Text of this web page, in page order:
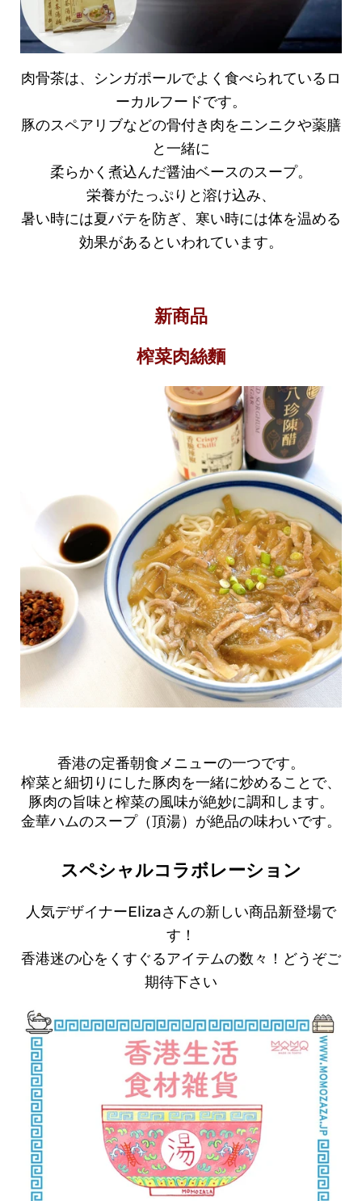
肉骨茶は、シンガポールでよく食べられているロ
ーカルフードです。
豚のスペアリブなどの骨付き肉をニンニクや薬膳
と一緒に
柔らかく煮込んだ醤油ベースのスープ。
栄養がたっぷりと溶け込み、
暑い時には夏バテを防ぎ、寒い時には体を温める
効果があるといわれています。
新商品
榨菜肉絲麵
香港の定番朝食メニューの一つです。
榨菜と細切りにした豚肉を一緒に炒めることで、
豚肉の旨味と榨菜の風味が絶妙に調和します。
金華ハムのスープ（頂湯）が絶品の味わいです。
スペシャルコラボレーション
人気デザイナーElizaさんの新しい商品新登場で
す！
香港迷の心をくすぐるアイテムの数々！どうぞご
期待下さい